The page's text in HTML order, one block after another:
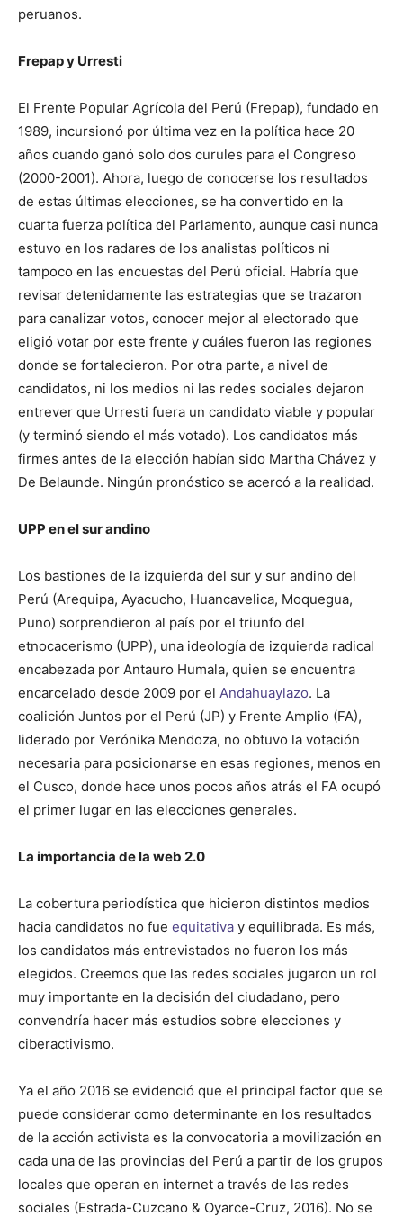
peruanos.
Frepap y Urresti
El Frente Popular Agrícola del Perú (Frepap), fundado en
1989, incursionó por última vez en la política hace 20
años cuando ganó solo dos curules para el Congreso
(2000-2001). Ahora, luego de conocerse los resultados
de estas últimas elecciones, se ha convertido en la
cuarta fuerza política del Parlamento, aunque casi nunca
estuvo en los radares de los analistas políticos ni
tampoco en las encuestas del Perú oficial. Habría que
revisar detenidamente las estrategias que se trazaron
para canalizar votos, conocer mejor al electorado que
eligió votar por este frente y cuáles fueron las regiones
donde se fortalecieron. Por otra parte, a nivel de
candidatos, ni los medios ni las redes sociales dejaron
entrever que Urresti fuera un candidato viable y popular
(y terminó siendo el más votado). Los candidatos más
firmes antes de la elección habían sido Martha Chávez y
De Belaunde. Ningún pronóstico se acercó a la realidad.
UPP en el sur andino
Los bastiones de la izquierda del sur y sur andino del
Perú (Arequipa, Ayacucho, Huancavelica, Moquegua,
Puno) sorprendieron al país por el triunfo del
etnocacerismo (UPP), una ideología de izquierda radical
encabezada por Antauro Humala, quien se encuentra
encarcelado desde 2009 por el Andahuaylazo. La
coalición Juntos por el Perú (JP) y Frente Amplio (FA),
liderado por Verónika Mendoza, no obtuvo la votación
necesaria para posicionarse en esas regiones, menos en
el Cusco, donde hace unos pocos años atrás el FA ocupó
el primer lugar en las elecciones generales.
La importancia de la web 2.0
La cobertura periodística que hicieron distintos medios
hacia candidatos no fue equitativa y equilibrada. Es más,
los candidatos más entrevistados no fueron los más
elegidos. Creemos que las redes sociales jugaron un rol
muy importante en la decisión del ciudadano, pero
convendría hacer más estudios sobre elecciones y
ciberactivismo.
Ya el año 2016 se evidenció que el principal factor que se
puede considerar como determinante en los resultados
de la acción activista es la convocatoria a movilización en
cada una de las provincias del Perú a partir de los grupos
locales que operan en internet a través de las redes
sociales (Estrada-Cuzcano & Oyarce-Cruz, 2016). No se